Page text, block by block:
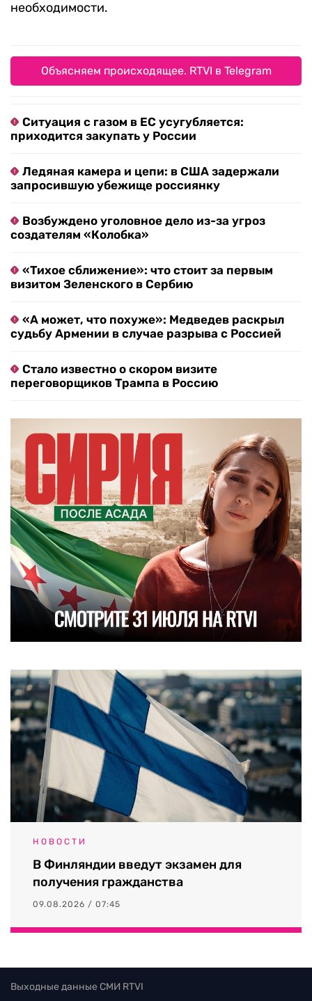
необходимости.
Объясняем происходящее. RTVI в Telegram
Ситуация с газом в ЕС усугубляется:
приходится закупать у России
Ледяная камера и цепи: в США задержали
запросившую убежище россиянку
Возбуждено уголовное дело из-за угроз
создателям «Колобка»
«Тихое сближение»: что стоит за первым
визитом Зеленского в Сербию
«А может, что похуже»: Медведев раскрыл
судьбу Армении в случае разрыва с Россией
Стало известно о скором визите
переговорщиков Трампа в Россию
НОВОСТИ
В Финляндии введут экзамен для
получения гражданства
09.08.2026 / 07:45
Выходные данные СМИ RTVI